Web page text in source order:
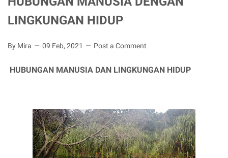
LINGKUNGAN HIDUP
By Mira 09 Feb, 2021 Post a Comment
HUBUNGAN MANUSIA DAN LINGKUNGAN HIDUP